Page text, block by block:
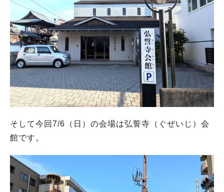
そして今回7/6（日）の会場は弘誓寺（ぐぜいじ）会
館です。